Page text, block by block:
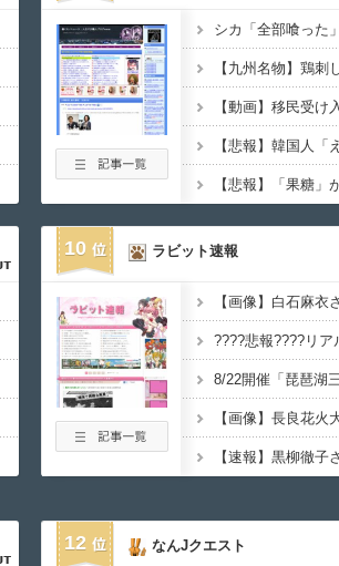
シカ「全部喰った
【悲報】「果糖」
10 ラビット速報
【速報】黒柳徹
12 なんJクエスト